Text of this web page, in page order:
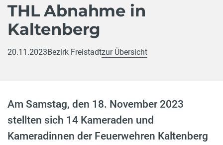
THL Abnahme in
Kaltenberg
20.11.2023Bezirk Freistadtzur Übersicht
Am Samstag, den 18. November 2023
stellten sich 14 Kameraden und
Kameradinnen der Feuerwehren Kaltenberg